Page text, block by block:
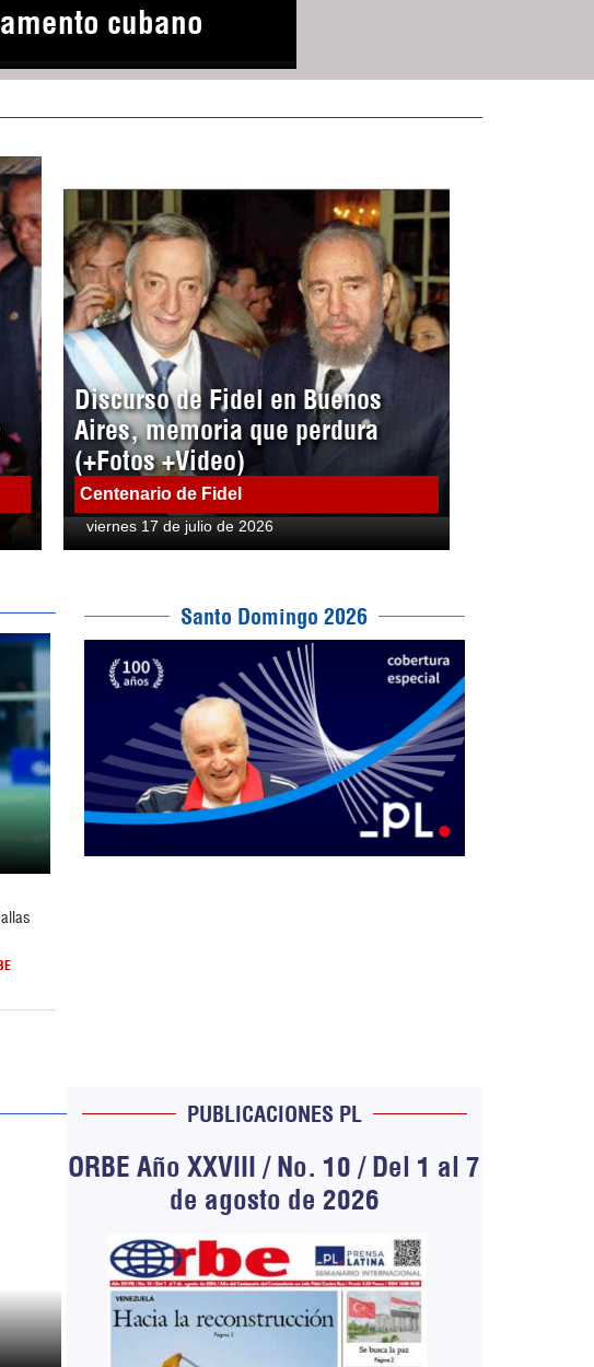
cubano
Discurso de Fidel en Buenos
Aires, memoria que perdura
(+Fotos +Video)
Centenario de Fidel
viernes 17 de julio de 2026
Santo Domingo 2026
PUBLICACIONES PL
ORBE Año XXVIII / No. 10 / Del 1 al 7
de agosto de 2026